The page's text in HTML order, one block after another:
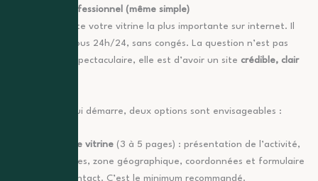
Un site web professionnel (même simple)
Un site web reste votre vitrine la plus importante sur internet. Il
travaille pour vous 24h/24, sans congés. La question n’est pas
d’avoir un site spectaculaire, elle est d’avoir un site crédible, clair
Pour une TPE qui démarre, deux options sont envisageables :
Le site vitrine(3 à 5 pages) : présentation de l’activité,
services, zone géographique, coordonnées et formulaire
de contact. C’est le minimum recommandé.